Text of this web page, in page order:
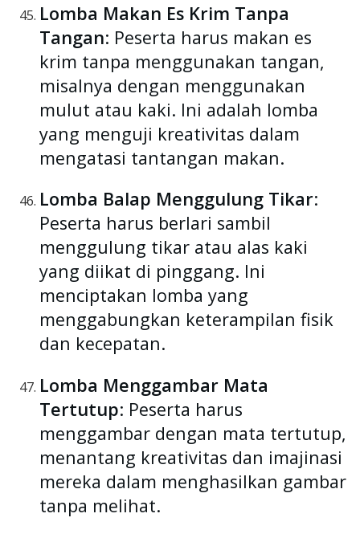
Lomba Makan Es Krim Tanpa
Tangan: Peserta harus makan es
krim tanpa menggunakan tangan,
misalnya dengan menggunakan
mulut atau kaki. Ini adalah lomba
yang menguji kreativitas dalam
mengatasi tantangan makan.
Lomba Balap Menggulung Tikar:
Peserta harus berlari sambil
menggulung tikar atau alas kaki
yang diikat di pinggang. Ini
menciptakan lomba yang
menggabungkan keterampilan fisik
dan kecepatan.
Lomba Menggambar Mata
Tertutup: Peserta harus
menggambar dengan mata tertutup,
menantang kreativitas dan imajinasi
mereka dalam menghasilkan gambar
tanpa melihat.